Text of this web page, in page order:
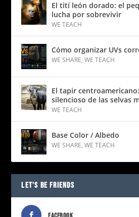
El tití león dorado: el
lucha por sobrevivir
WE TEACH
Cómo organizar UVs
WE SHARE,WE TEACH
El tapir
silencioso de las selvas
WE TEACH
Base Color / Albedo
WE SHARE,WE TEACH
LET’S BE FRIENDS